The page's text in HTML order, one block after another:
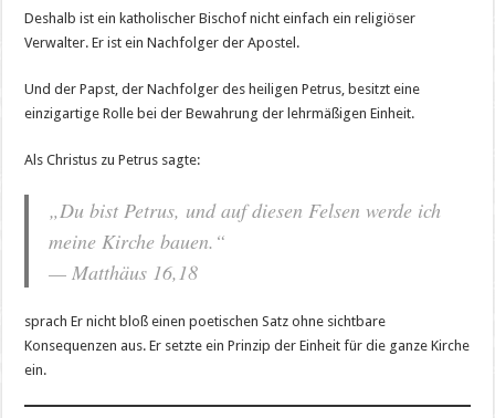
Deshalb ist ein katholischer Bischof nicht einfach ein religiöser
Verwalter. Er ist ein Nachfolger der Apostel.
Und der Papst, der Nachfolger des heiligen Petrus, besitzt eine
einzigartige Rolle bei der Bewahrung der lehrmäßigen Einheit.
Als Christus zu Petrus sagte:
„Du bist Petrus, und auf diesen Felsen werde ich
meine Kirche bauen.“
— Matthäus 16,18
sprach Er nicht bloß einen poetischen Satz ohne sichtbare
Konsequenzen aus. Er setzte ein Prinzip der Einheit für die ganze Kirche
ein.